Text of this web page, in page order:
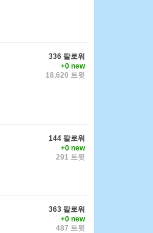
336 팔로워
+0 new
18,620 트윗
144 팔로워
+0 new
291 트윗
363 팔로워
+0 new
487 트윗